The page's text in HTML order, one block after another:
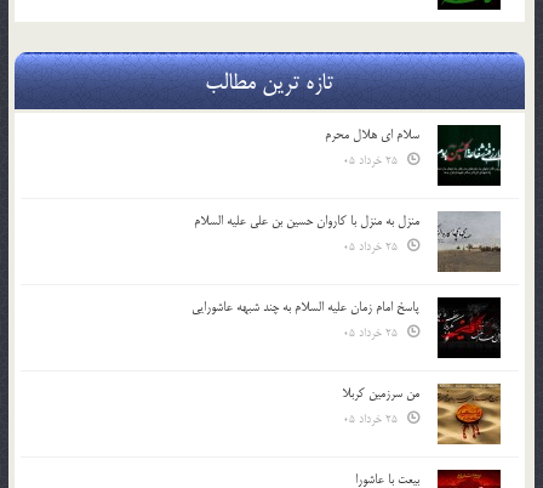
تازه ترین مطالب
سلام ای هلال محرم
منزل به منزل با کاروان حسین بن علی علیه السلام
پاسخ امام زمان علیه السلام به چند شبهه عاشورایی
من سرزمین کربلا
بیعت با عاشورا